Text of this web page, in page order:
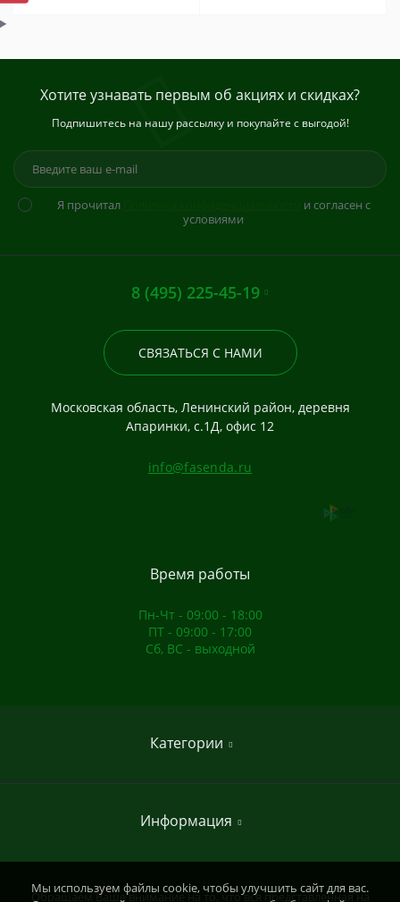
Хотите узнавать первым об акциях и скидках?
Подпишитесь на нашу рассылку и покупайте с выгодой!
Я прочитал
и согласен с
условиями
8 (495) 225-45-19
СВЯЗАТЬСЯ С НАМИ
Московская область, Ленинский район, деревня
Апаринки, с.1Д, офис 12
info@fasenda.ru
Категории
Домашние спортивные комплексы
Информация
Пункт самовывоза
Время работы
Пн-Чт - 09:00 - 18:00
ПТ - 09:00 - 17:00
Сб, ВС - выходной
Обращаем Ваше внимание на то, что вся представленная на
Мы используем файлы cookie, чтобы улучшить сайт для вас.